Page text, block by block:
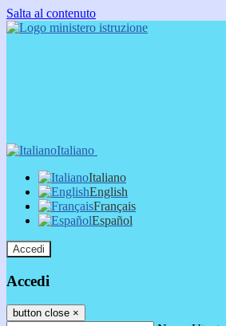
Salta al contenuto
Italiano
Italiano
English
Français
Español
Accedi
Accedi
button close ×